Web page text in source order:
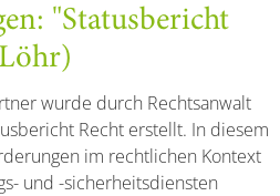
"Statusbericht
wurde durch Rechtsanwalt
Recht erstellt. In diesem
im rechtlichen Kontext
und -sicherheitsdiensten